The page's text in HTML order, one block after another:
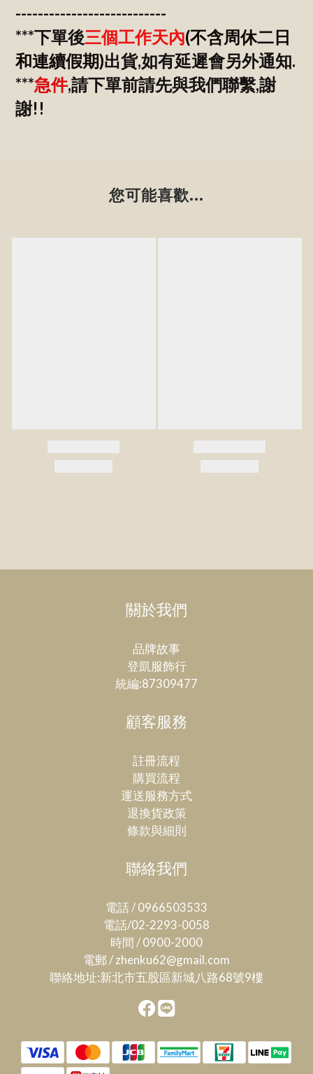
---------------------------
***下單後三個工作天內(不含周休二日
和連續假期)出貨,如有延遲會另外通知.
***急件,請下單前請先與我們聯繫,謝
謝!!
您可能喜歡...
關於我們
品牌故事
登凱服飾行
統編:87309477
顧客服務
註冊流程
購買流程
運送服務方式
退換貨政策
條款與細則
聯絡我們
電話 / 0966503533
電話/02-2293-0058
時間 / 0900-2000
電郵 / zhenku62@gmail.com
聯絡地址:新北市五股區新城八路68號9樓